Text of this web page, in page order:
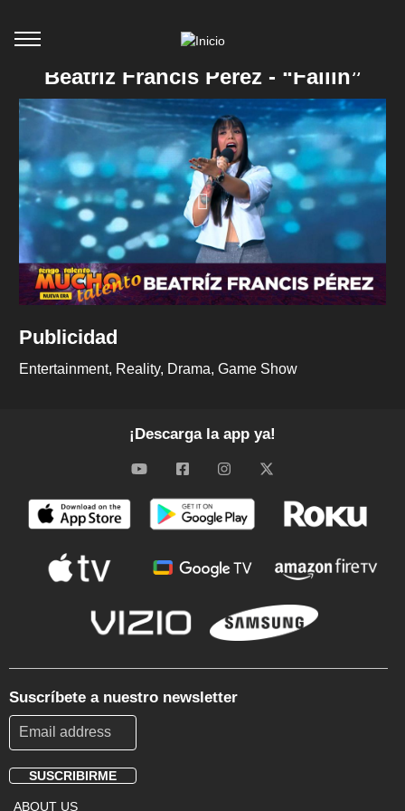
Beatriz Francis Pérez - “Fallin”
Publicidad
Entertainment Reality Drama Game Show
¡Descarga la app ya!
Suscríbete a nuestro newsletter
SUSCRIBIRME
ABOUT US